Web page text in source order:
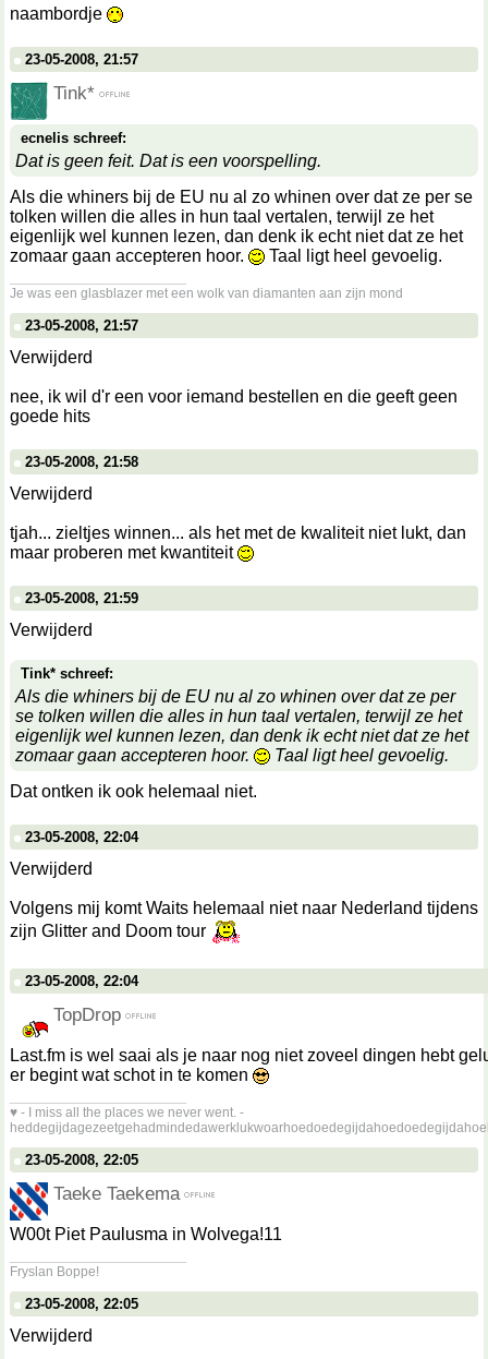
naambordje
23-05-2008, 21:57
Tink*
ecnelis schreef:
Dat is geen feit. Dat is een voorspelling.
Als die whiners bij de EU nu al zo whinen over dat ze per se
tolken willen die alles in hun taal vertalen, terwijl ze het
eigenlijk wel kunnen lezen, dan denk ik echt niet dat ze het
zomaar gaan accepteren hoor.
Taal ligt heel gevoelig.
Je was een glasblazer met een wolk van diamanten aan zijn mond
23-05-2008, 21:57
Verwijderd
nee, ik wil d'r een voor iemand bestellen en die geeft geen
goede hits
23-05-2008, 21:58
Verwijderd
tjah... zieltjes winnen... als het met de kwaliteit niet lukt, dan
maar proberen met kwantiteit
23-05-2008, 21:59
Verwijderd
Tink* schreef:
Als die whiners bij de EU nu al zo whinen over dat ze per
se tolken willen die alles in hun taal vertalen, terwijl ze het
eigenlijk wel kunnen lezen, dan denk ik echt niet dat ze het
zomaar gaan accepteren hoor.
Taal ligt heel gevoelig.
Dat ontken ik ook helemaal niet.
23-05-2008, 22:04
Verwijderd
Volgens mij komt Waits helemaal niet naar Nederland tijdens
zijn Glitter and Doom tour
23-05-2008, 22:04
TopDrop
Last.fm is wel saai als je naar nog niet zoveel dingen hebt
er begint wat schot in te komen
♥ - I miss all the places we never went. -
23-05-2008, 22:05
Taeke Taekema
W00t Piet Paulusma in Wolvega!11
Fryslan Boppe!
23-05-2008, 22:05
Verwijderd